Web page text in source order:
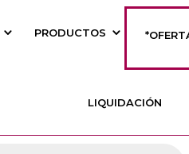
PRODUCTOS
LIQUIDACIÓN